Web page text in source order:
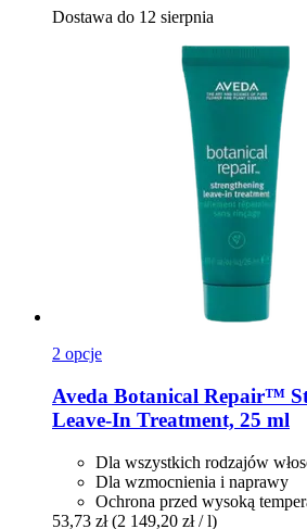
Dostawa do 12 sierpnia
2 opcje
Aveda Botanical Repair™
Leave-​In Treatment, 25 ml
Dla wszystkich rodzajów
Dla wzmocnienia i naprawy
Ochrona przed wysoką
53,73 zł (2 149,20 zł / l)